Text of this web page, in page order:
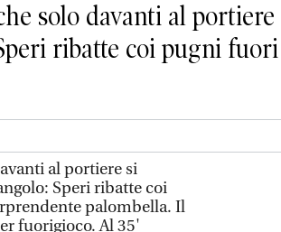
solo davanti al
ribatte coi pugni
al portiere si
Speri ribatte coi
palombella. Il
fuorigioco. Al 35'